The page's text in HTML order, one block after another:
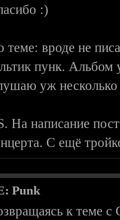
:)
теме: вроде не
пунк.
уж несколько
На написание
С ещё
Punk
к теме